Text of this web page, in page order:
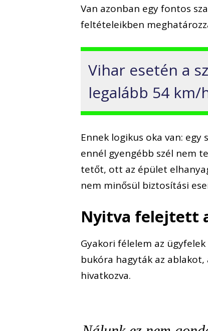
Van azonban egy fontos
feltételeikben
Vihar esetén a
legalább 54 km/
Ennek logikus oka van:
ennél gyengébb szél nem
tetőt, ott az épület
nem minősül biztosítási
Nyitva felejtett
Gyakori félelem az
bukóra hagyták az
hivatkozva.